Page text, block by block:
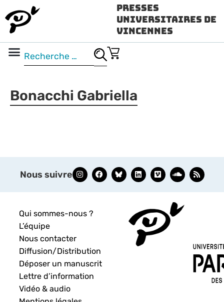
Presses
Universitaires de
Vincennes
Bonacchi Gabriella
Nous suivre
Qui sommes-nous ?
L’équipe
Nous contacter
Diffusion/Distribution
Déposer un manuscrit
Lettre d’information
Vidéo & audio